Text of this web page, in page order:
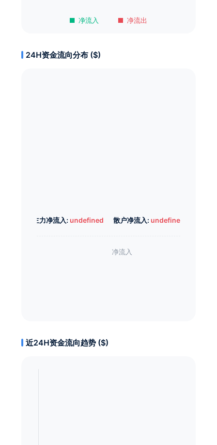
净流入 净流出
24H资金流向分布 ($)
主力净流入: undefined 散户净流入: undefined
近24H资金流向趋势 ($)